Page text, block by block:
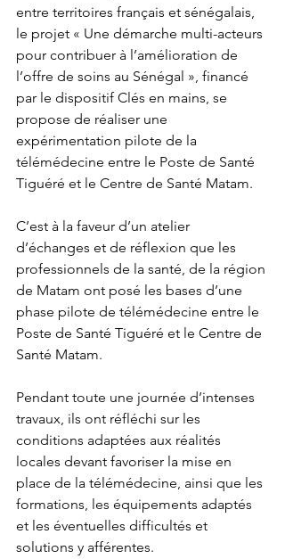
entre territoires français et sénégalais,
le projet « Une démarche multi-acteurs
pour contribuer à l’amélioration de
l’offre de soins au Sénégal », financé
par le dispositif Clés en mains, se
propose de réaliser une
expérimentation pilote de la
télémédecine entre le Poste de Santé
Tiguéré et le Centre de Santé Matam.
C’est à la faveur d’un atelier
d’échanges et de réflexion que les
professionnels de la santé, de la région
de Matam ont posé les bases d’une
phase pilote de télémédecine entre le
Poste de Santé Tiguéré et le Centre de
Santé Matam.
Pendant toute une journée d’intenses
travaux, ils ont réfléchi sur les
conditions adaptées aux réalités
locales devant favoriser la mise en
place de la télémédecine, ainsi que les
formations, les équipements adaptés
et les éventuelles difficultés et
solutions y afférentes.